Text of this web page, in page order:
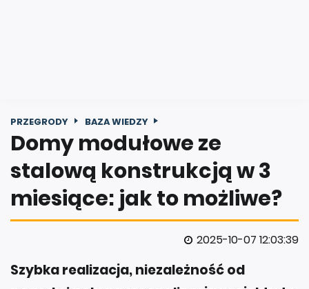
Domy modułowe ze
stalową konstrukcją w 3
miesiące: jak to możliwe?
2025-10-07 12:03:39
pogody i pełna personalizacja projektu to